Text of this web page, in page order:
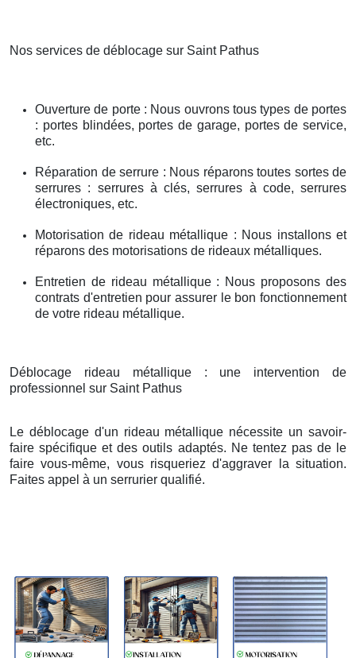
Nos services de déblocage sur Saint Pathus
Ouverture de porte : Nous ouvrons tous types de portes
: portes blindées, portes de garage, portes de service,
etc.
Réparation de serrure : Nous réparons toutes sortes de
serrures : serrures à clés, serrures à code, serrures
électroniques, etc.
Motorisation de rideau métallique : Nous installons et
réparons des motorisations de rideaux métalliques.
Entretien de rideau métallique : Nous proposons des
contrats d'entretien pour assurer le bon fonctionnement
de votre rideau métallique.
Déblocage rideau métallique : une intervention de
professionnel sur Saint Pathus
Le déblocage d'un rideau métallique nécessite un savoir-
faire spécifique et des outils adaptés. Ne tentez pas de le
faire vous-même, vous risqueriez d'aggraver la situation.
Faites appel à un serrurier qualifié.